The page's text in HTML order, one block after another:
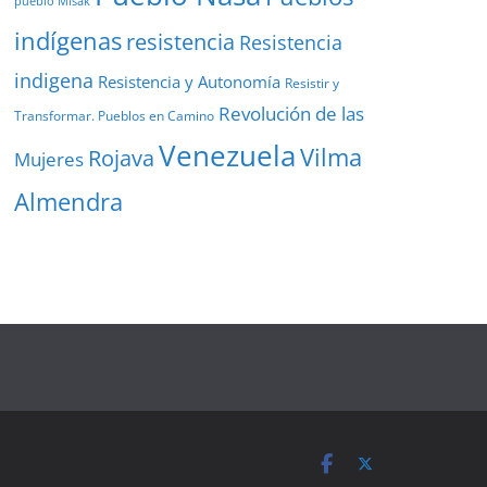
indígenasresistencia Resistencia
indigena Resistencia y Autonomía Resistir y
Transformar. Pueblos en Camino Revolución de las
Mujeres RojavaVenezuelaVilma
Almendra